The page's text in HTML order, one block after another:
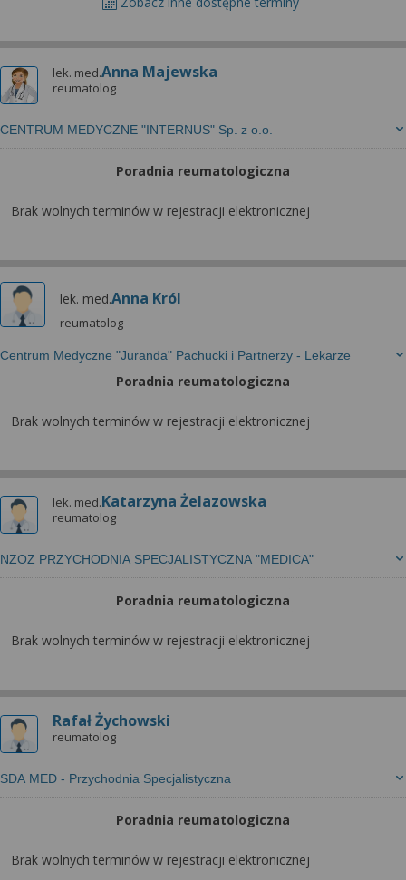
lek. med.Anna Majewska
reumatolog
CENTRUM MEDYCZNE "INTERNUS" Sp. z o.o.
Poradnia reumatologiczna
Brak wolnych terminów w rejestracji elektronicznej
lek. med.Anna Król
reumatolog
Centrum Medyczne "Juranda" Pachucki i Partnerzy - Lekarze
Poradnia reumatologiczna
Brak wolnych terminów w rejestracji elektronicznej
lek. med.Katarzyna Żelazowska
reumatolog
NZOZ PRZYCHODNIA SPECJALISTYCZNA "MEDICA"
Poradnia reumatologiczna
Brak wolnych terminów w rejestracji elektronicznej
Rafał Żychowski
reumatolog
SDA MED - Przychodnia Specjalistyczna
Poradnia reumatologiczna
Brak wolnych terminów w rejestracji elektronicznej